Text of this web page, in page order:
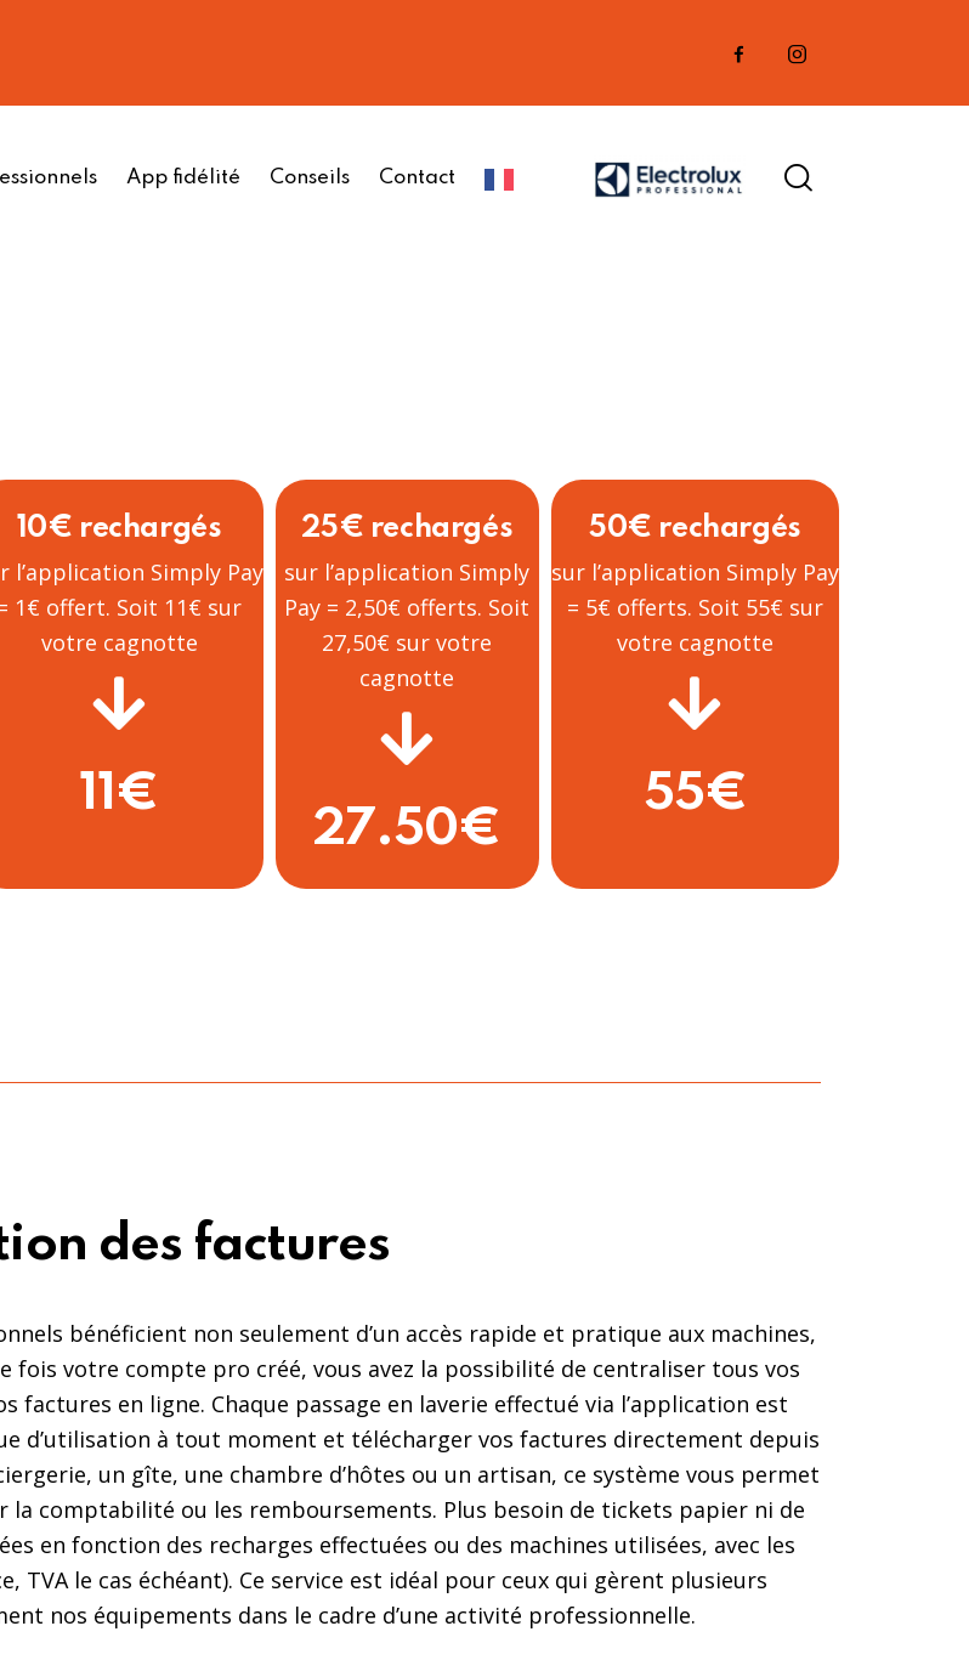
App fidélité Conseils Contact
10€ rechargés
l’application Simply Pay
1€ offert. Soit 11€ sur
votre cagnotte
11€
25€ rechargés
sur l’application Simply
Pay = 2,50€ offerts. Soit
27,50€ sur votre
cagnotte
27.50€
50€ rechargés
sur l’application Simply Pay
= 5€ offerts. Soit 55€ sur
votre cagnotte
55€
des factures
bénéficient non seulement d’un accès rapide et pratique aux machines,
fois votre compte pro créé, vous avez la possibilité de centraliser tous vos
en ligne. Chaque passage en laverie effectué via l’application est
d’utilisation à tout moment et télécharger vos factures directement depuis
un gîte, une chambre d’hôtes ou un artisan, ce système vous permet
la comptabilité ou les remboursements. Plus besoin de tickets papier ni de
en fonction des recharges effectuées ou des machines utilisées, avec les
TVA le cas échéant). Ce service est idéal pour ceux qui gèrent plusieurs
nos équipements dans le cadre d’une activité professionnelle.